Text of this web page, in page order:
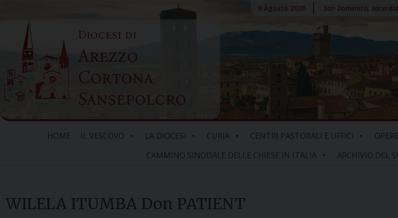
content
Diocesi di
Arezzo
Cortona
Sansepolcro
8 Agosto 2026 San Domenico,
HOME IL VESCOVO LA DIOCESI CURIA CENTRI PASTORALI E UFFICI
CAMMINO SINODALE DELLE CHIESE IN ITALIA
ARCHIVIO DEL
WILELA ITUMBA Don PATIENT